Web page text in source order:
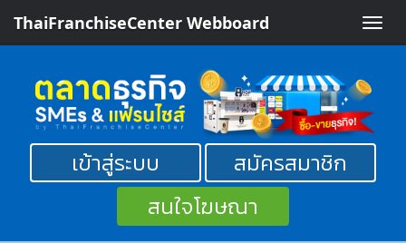
Toggle
ThaiFranchiseCenter Webboard
เข้าสู่ระบบ
สมัครสมาชิก
สนใจโฆษณา